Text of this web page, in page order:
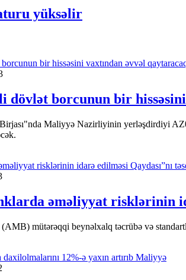
yüksəlir
dövlət borcunun bir
Maliyyə Nazirliyinin yerləşdirdiyi
əməliyyat risklərinin
mütərəqqi beynəlxalq təcrübə və
Maliyyə